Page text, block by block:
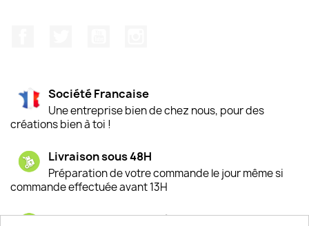
Société Francaise
Une entreprise bien de chez nous, pour des
créations bien à toi !
Livraison sous 48H
Préparation de votre commande le jour même si
commande effectuée avant 13H
Satisfaction de nos clients